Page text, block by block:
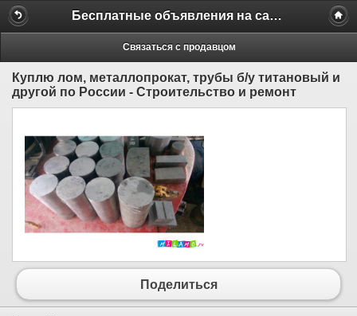
Бесплатные объявления на сайте MILAMO.ru
Связаться с продавцом
Куплю лом, металлопрокат, трубы б/у титановый и
другой по России - Строительство и ремонт
Поделиться